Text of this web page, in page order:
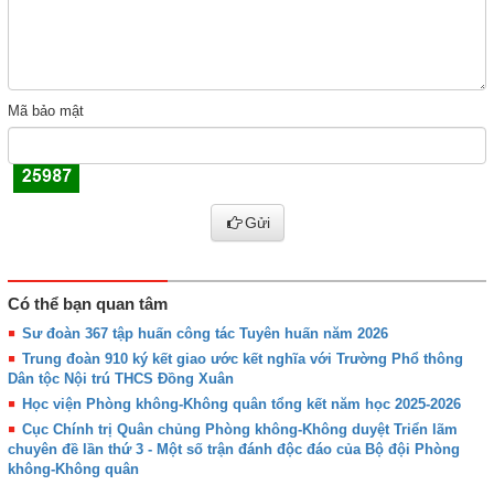
Mã bảo mật
Gửi
Có thể bạn quan tâm
Sư đoàn 367 tập huấn công tác Tuyên huấn năm 2026
Trung đoàn 910 ký kết giao ước kết nghĩa với Trường Phổ thông
Dân tộc Nội trú THCS Đồng Xuân
Học viện Phòng không-Không quân tổng kết năm học 2025-2026
Cục Chính trị Quân chủng Phòng không-Không duyệt Triển lãm
chuyên đề lần thứ 3 - Một số trận đánh độc đáo của Bộ đội Phòng
không-Không quân